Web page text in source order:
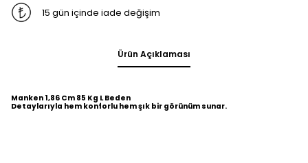
15 gün içinde iade değişim
Ürün Açıklaması
Manken 1,86 Cm 85 Kg L Beden
Detaylarıyla hem konforlu hem şık bir görünüm sunar.